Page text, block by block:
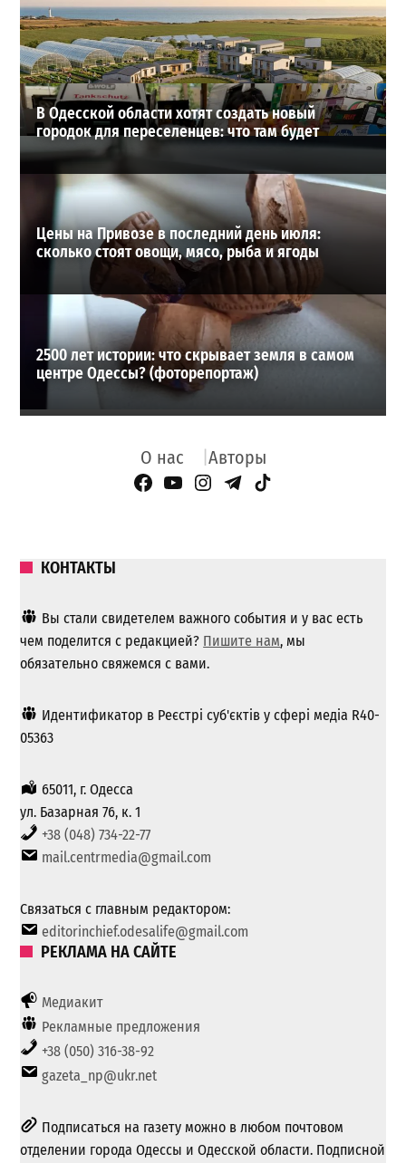
3
19-07-2026 в 15:19
ВИБОР РЕДАКЦИИ
В Одесской области хотят создать новый
городок для переселенцев: что там будет
Цены на Привозе в последний день июля:
сколько стоят овощи, мясо, рыба и ягоды
2500 лет истории: что скрывает земля в самом
центре Одессы? (фоторепортаж)
О нас Авторы
Facebook Page
YouTube
Instagram
Telegram
TikTok
КОНТАКТЫ
Вы стали свидетелем важного события и у вас есть
чем поделится с редакцией? Пишите нам, мы
обязательно свяжемся с вами.
Идентификатор в Реєстрі суб'єктів у сфері медіа R40-
05363
65011, г. Одесса
ул. Базарная 76, к. 1
+38 (048) 734-22-77
mail.centrmedia@gmail.com
Связаться с главным редактором:
editorinchief.odesalife@gmail.com
РЕКЛАМА НА САЙТЕ
Медиакит
Рекламные предложения
+38 (050) 316-38-92
gazeta_np@ukr.net
Подписаться на газету можно в любом почтовом
отделении города Одессы и Одесской области. Подписной